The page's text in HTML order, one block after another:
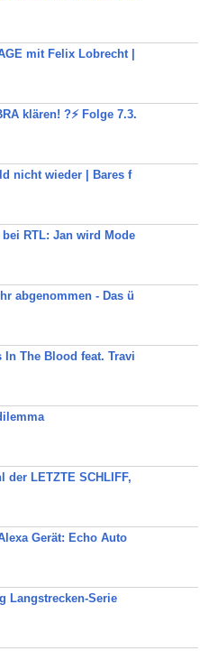
mit Felix Lobrecht |
klären! ?⚡️ Folge 7.3.
nicht wieder | Bares f
RTL: Jan wird Mode
abgenommen - Das ü
In The Blood feat. Travi
der LETZTE SCHLIFF,
Gerät: Echo Auto
Langstrecken-Serie